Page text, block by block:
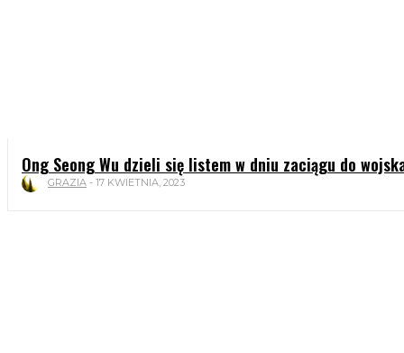
Ong Seong Wu dzieli się listem w dniu zaciągu do
GRAZIA - 17 KWIETNIA, 2023